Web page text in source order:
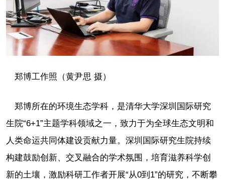
郑博工作照（黄尹思 摄）
郑博所在的环境生态学科，是清华大学深圳国际研究
生院“6+1”主题学科领域之一，致力于为全球生态文明和
人类命运共同体建设贡献力量。深圳国际研究生院持续
构建鼓励创新、交叉融合的学术氛围，培育滋养科学创
新的土壤，激励科研工作者开展“从0到1”的研究，不断攀